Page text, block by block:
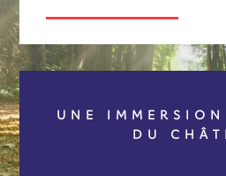
UNE
DU